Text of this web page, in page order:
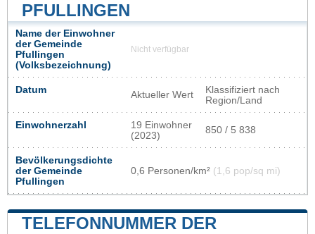
PFULLINGEN
Name der Einwohner
der Gemeinde
Pfullingen
(Volksbezeichnung)
Nicht verfügbar
Datum Aktueller Wert
Klassifiziert nach
Region/Land
Einwohnerzahl
19 Einwohner
(2023)
850 / 5 838
Bevölkerungsdichte
der Gemeinde
Pfullingen
0,6 Personen/km² (1,6 pop/sq mi)
TELEFONNUMMER DER